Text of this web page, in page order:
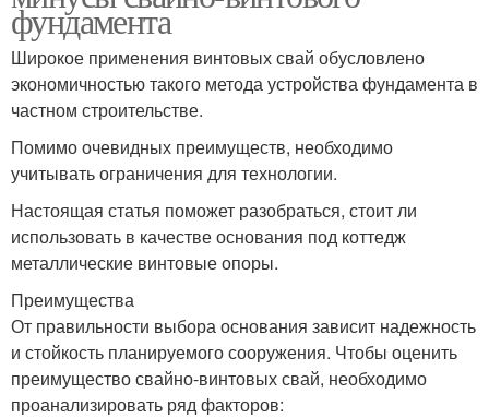
фундамента
Широкое применения винтовых свай обусловлено
экономичностью такого метода устройства фундамента в
частном строительстве.
Помимо очевидных преимуществ, необходимо
учитывать ограничения для технологии.
Настоящая статья поможет разобраться, стоит ли
использовать в качестве основания под коттедж
металлические винтовые опоры.
Преимущества
От правильности выбора основания зависит надежность
и стойкость планируемого сооружения. Чтобы оценить
преимущество свайно-винтовых свай, необходимо
проанализировать ряд факторов: